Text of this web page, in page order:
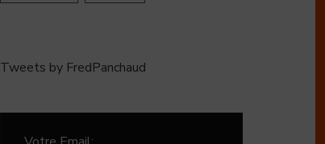
Tweets by FredPanchaud